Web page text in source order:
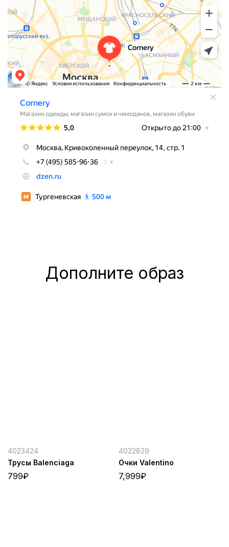
Дополните образ
4023424
Трусы Balenciaga
799₽
4022829
Очки Valentino
7,999₽